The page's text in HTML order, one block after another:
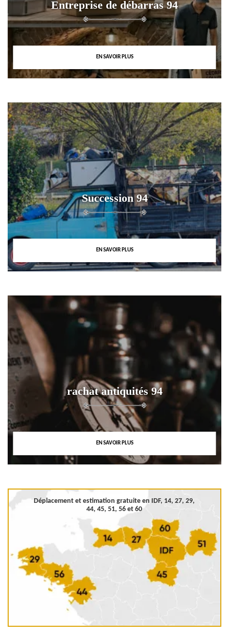
Entreprise de débarras 94
EN SAVOIR PLUS
Succession 94
EN SAVOIR PLUS
rachat antiquités 94
EN SAVOIR PLUS
Déplacement et estimation gratuite en IDF, 14, 27, 29,
44, 45, 51, 56 et 60